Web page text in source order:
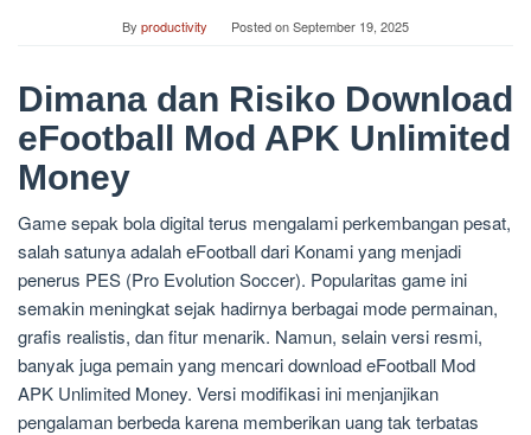
By productivity Posted onSeptember 19, 2025
Dimana dan Risiko Download
eFootball Mod APK Unlimited
Money
Game sepak bola digital terus mengalami perkembangan pesat,
salah satunya adalah eFootball dari Konami yang menjadi
penerus PES (Pro Evolution Soccer). Popularitas game ini
semakin meningkat sejak hadirnya berbagai mode permainan,
grafis realistis, dan fitur menarik. Namun, selain versi resmi,
banyak juga pemain yang mencari download eFootball Mod
APK Unlimited Money. Versi modifikasi ini menjanjikan
pengalaman berbeda karena memberikan uang tak terbatas